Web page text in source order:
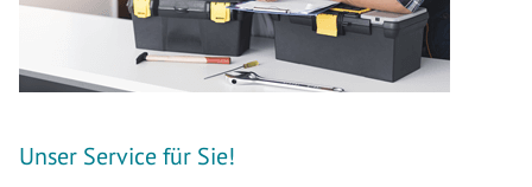
Unser Service für Sie!